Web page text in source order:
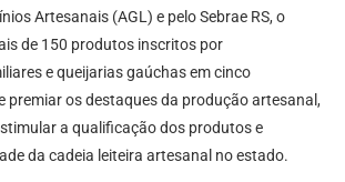
Artesanais (AGL) e pelo Sebrae RS, o
de 150 produtos inscritos por
e queijarias gaúchas em cinco
premiar os destaques da produção artesanal,
a qualificação dos produtos e
da cadeia leiteira artesanal no estado.